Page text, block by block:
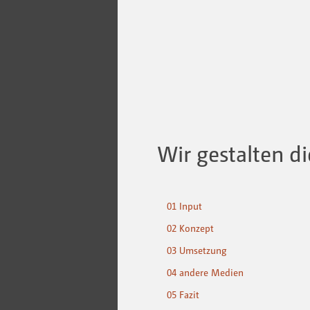
Wir gestalten
01 Input
02 Konzept
03 Umsetzung
04 andere Medien
05 Fazit